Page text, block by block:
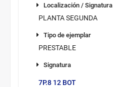
disponibles
Localización
Tipo de
Signatura/sup.
Localización / Signatura
PLANTA SEGUNDA
Tipo de ejemplar
PRESTABLE
Signatura
7P.8 12 BOT